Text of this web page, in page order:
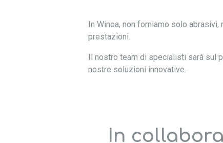
In Winoa, non forniamo solo abrasivi,
prestazioni.
Il nostro team di specialisti sarà sul
nostre soluzioni innovative.
In